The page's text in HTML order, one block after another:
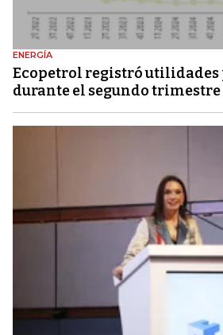
ENERGÍA
Ecopetrol registró utilidades
durante el segundo trimestre